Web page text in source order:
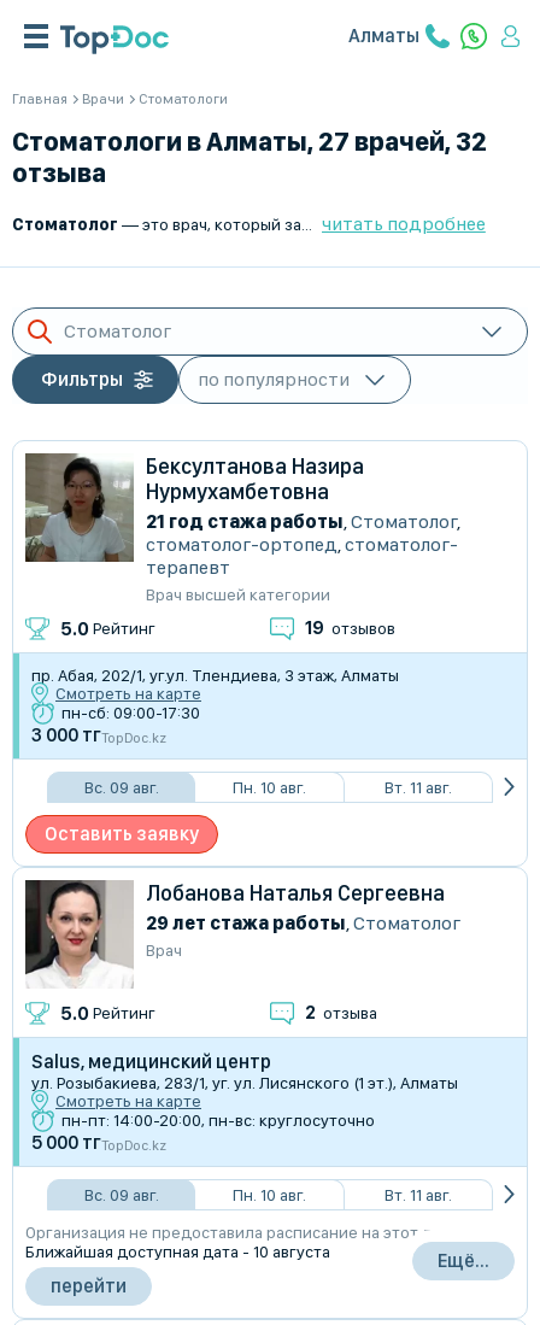
Алматы
Главная Врачи Стоматологи
Стоматологи в Алматы, 27 врачей, 32
отзыва
Стоматолог — это врач, который занимается диагностикой, лечением и профилактикой заболеваний зубов, десен, ротовой полости и челюстно-лицевой области. Он помогает сохранять здоровье зубов, предупреждать кариес и устранять проблемы, влияющие на эстетику улыбки и общее самочувствие пациента. читать подробнее
Стоматолог
Фильтры
Бексултанова Назира
Нурмухамбетовна
21 год стажа работы,Стоматолог,
стоматолог-ортопед,стоматолог-
терапевт
Врач высшей категории
5.0 Рейтинг 19 отзывов
пр. Абая, 202/1, уг.ул. Тлендиева, 3 этаж, Алматы
Смотреть на карте
пн-сб: 09:00-17:30
3 000 тгTopDoc.kz
Вс. 09 авг. Пн. 10 авг. Вт. 11 авг.
Оставить заявку
Лобанова Наталья Сергеевна
29 лет стажа работы,Стоматолог
Врач
5.0 Рейтинг 2 отзыва
Salus, медицинский центр
ул. Розыбакиева, 283/1, уг. ул. Лисянского (1 эт.), Алматы
Смотреть на карте
пн-пт: 14:00-20:00, пн-вс: круглосуточно
5 000 тгTopDoc.kz
Вс. 09 авг. Пн. 10 авг.
Вт. 11 авг.
Организация не предоставила расписание на этот день
Ближайшая доступная дата - 10 августа
перейти
Ещё...